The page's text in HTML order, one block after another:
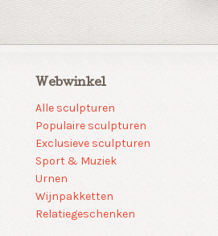
Webwinkel
Alle sculpturen
Populaire sculpturen
Exclusieve sculpturen
Sport & Muziek
Urnen
Wijnpakketten
Relatiegeschenken